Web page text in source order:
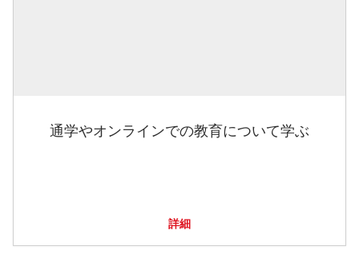
通学やオンラインでの教育について学ぶ
詳細